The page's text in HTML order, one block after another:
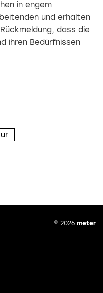
in engem
und erhalten
dass die
ihren Bedürfnissen
© 2026 meter